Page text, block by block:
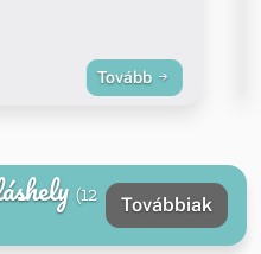
Tovább
(12
Továbbiak